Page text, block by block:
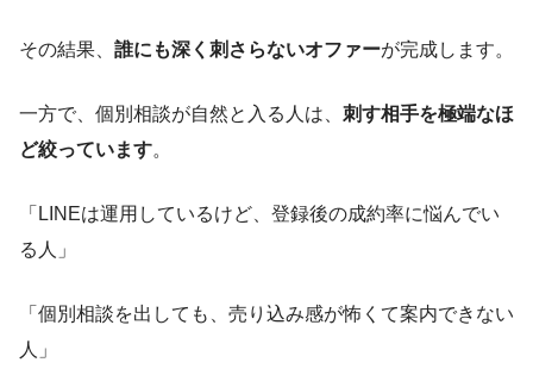
その結果、 誰にも深く刺さらないオファーが完成します。
一方で、個別相談が自然と入る人は、 刺す相手を極端なほ
ど絞っています。
「LINEは運用しているけど、登録後の成約率に悩んでい
る人」
「個別相談を出しても、売り込み感が怖くて案内できない
人」